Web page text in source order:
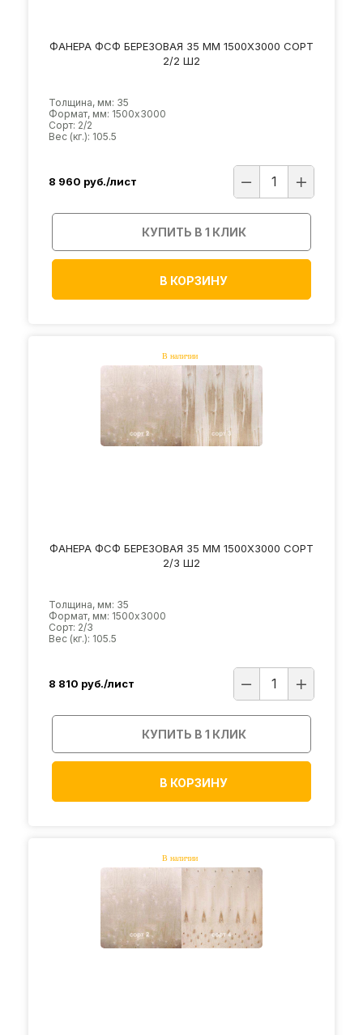
ФАНЕРА ФСФ БЕРЕЗОВАЯ 35 ММ 1500Х3000 СОРТ
2/2 Ш2
Толщина, мм: 35
Формат, мм: 1500х3000
Сорт: 2/2
Вес (кг.): 105.5
8 960 руб./лист
КУПИТЬ В 1 КЛИК
В КОРЗИНУ
ФАНЕРА ФСФ БЕРЕЗОВАЯ 35 ММ 1500Х3000 СОРТ
2/3 Ш2
Толщина, мм: 35
Формат, мм: 1500х3000
Сорт: 2/3
Вес (кг.): 105.5
8 810 руб./лист
КУПИТЬ В 1 КЛИК
В КОРЗИНУ